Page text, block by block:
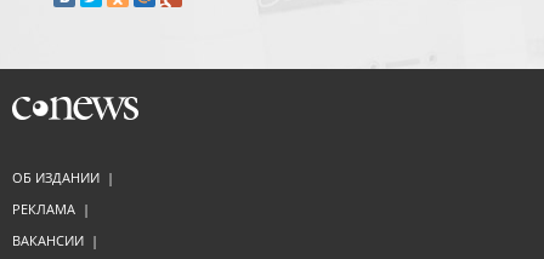
ОБ ИЗДАНИИ |
РЕКЛАМА |
ВАКАНСИИ |